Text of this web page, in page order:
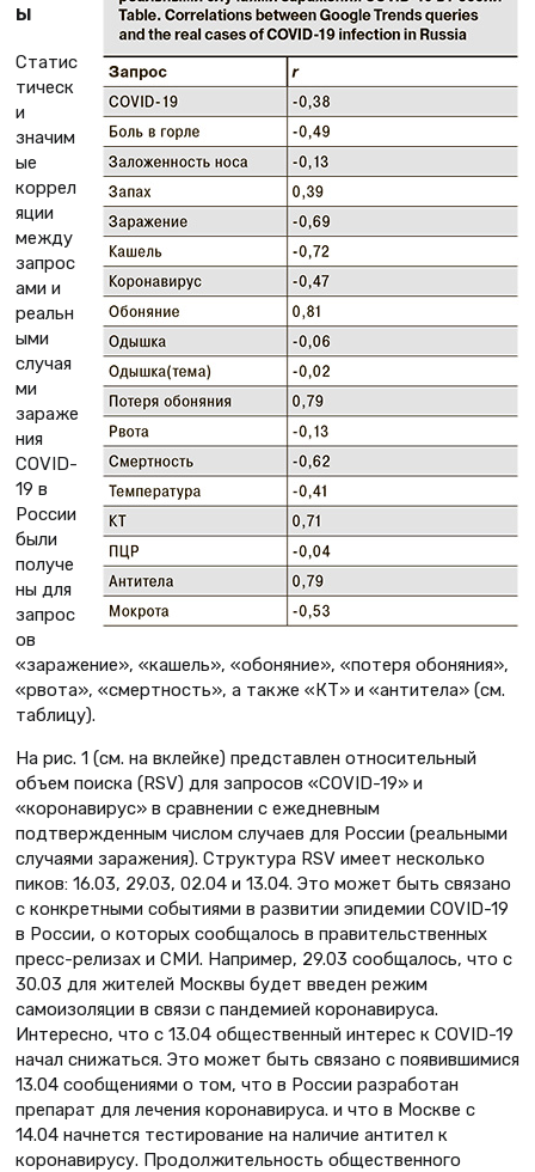
ы
Статис
тическ
и
значим
ые
коррел
яции
между
запрос
ами и
реальн
ыми
случая
ми
зараже
ния
COVID-
19 в
России
были
получе
ны для
запрос
ов
«заражение», «кашель», «обоняние», «потеря обоняния»,
«рвота», «смертность», а также «КТ» и «антитела» (см.
таблицу).
На рис. 1 (см. на вклейке) представлен относительный
объем поиска (RSV) для запросов «COVID-19» и
«коронавирус» в сравнении с ежедневным
подтвержденным числом случаев для России (реальными
случаями заражения). Структура RSV имеет несколько
пиков: 16.03, 29.03, 02.04 и 13.04. Это может быть связано
с конкретными событиями в развитии эпидемии COVID-19
в России, о которых сообщалось в правительственных
пресс-релизах и СМИ. Например, 29.03 сообщалось, что с
30.03 для жителей Москвы будет введен режим
самоизоляции в связи с пандемией коронавируса.
Интересно, что с 13.04 общественный интерес к COVID-19
начал снижаться. Это может быть связано с появившимися
13.04 сообщениями о том, что в России разработан
препарат для лечения коронавируса. и что в Москве с
14.04 начнется тестирование на наличие антител к
коронавирусу. Продолжительность общественного